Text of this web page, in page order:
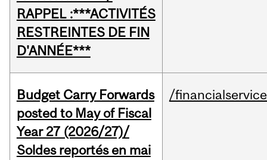
RAPPEL :***ACTIVITÉS
RESTREINTES DE FIN
D'ANNÉE***
Budget Carry Forwards
posted to May of Fiscal
Year 27 (2026/27)/
Soldes reportés en mai
/